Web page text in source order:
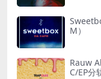
M）
Rauw
C/EP分